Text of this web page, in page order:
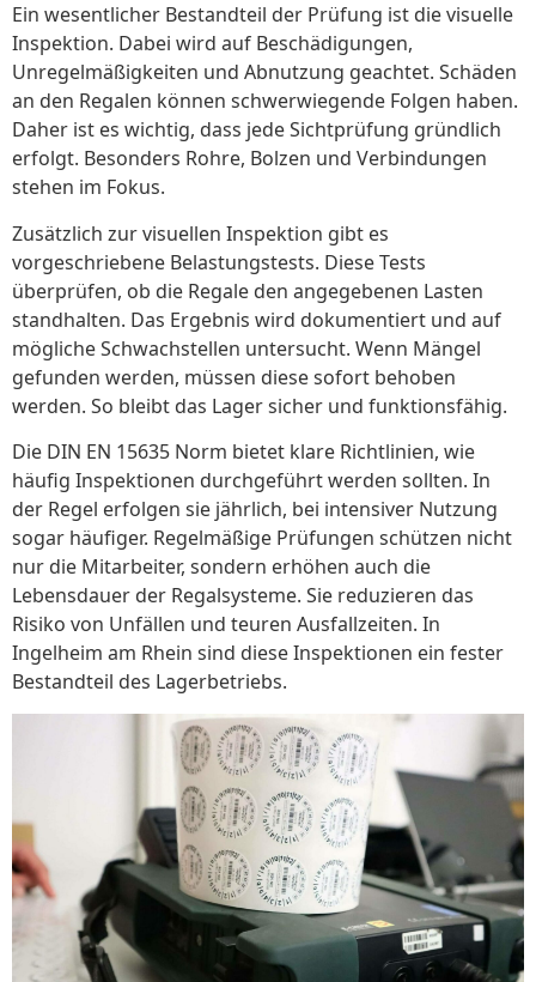
Ein wesentlicher Bestandteil der Prüfung ist die visuelle
Inspektion. Dabei wird auf Beschädigungen,
Unregelmäßigkeiten und Abnutzung geachtet. Schäden
an den Regalen können schwerwiegende Folgen haben.
Daher ist es wichtig, dass jede Sichtprüfung gründlich
erfolgt. Besonders Rohre, Bolzen und Verbindungen
stehen im Fokus.
Zusätzlich zur visuellen Inspektion gibt es
vorgeschriebene Belastungstests. Diese Tests
überprüfen, ob die Regale den angegebenen Lasten
standhalten. Das Ergebnis wird dokumentiert und auf
mögliche Schwachstellen untersucht. Wenn Mängel
gefunden werden, müssen diese sofort behoben
werden. So bleibt das Lager sicher und funktionsfähig.
Die DIN EN 15635 Norm bietet klare Richtlinien, wie
häufig Inspektionen durchgeführt werden sollten. In
der Regel erfolgen sie jährlich, bei intensiver Nutzung
sogar häufiger. Regelmäßige Prüfungen schützen nicht
nur die Mitarbeiter, sondern erhöhen auch die
Lebensdauer der Regalsysteme. Sie reduzieren das
Risiko von Unfällen und teuren Ausfallzeiten. In
Ingelheim am Rhein sind diese Inspektionen ein fester
Bestandteil des Lagerbetriebs.